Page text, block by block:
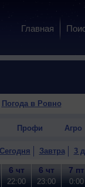
Главная
Погода в Ровно
Профи Агро
Сегодня Завтра 3
6 чт
22:00
6 чт
23:00
7 пт
0:00